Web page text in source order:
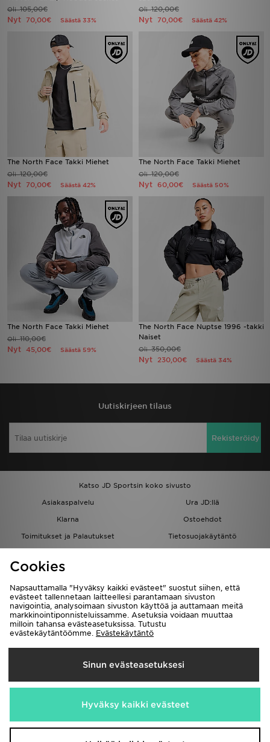
Oli105,00€
Nyt 70,00€ Säästä 33%
Oli120,00€
Nyt 70,00€ Säästä 42%
The North Face Takki Miehet
Oli120,00€
Nyt 70,00€ Säästä 42%
The North Face Takki Miehet
Oli120,00€
Nyt 60,00€ Säästä 50%
The North Face Takki Miehet
Oli110,00€
Nyt 45,00€ Säästä 59%
The North Face Nuptse 1996 -takki
Naiset
Oli350,00€
Nyt 230,00€ Säästä 34%
Uutiskirjeen tilaus
Rekisteröidy
Katso JD Sportsin koko sivusto
Asiakaspalvelu
Ura JD:llä
Klarna
Ostoehdot
Toimitukset ja Palautukset
Tietosuojakäytäntö
Löydä myymälä
Kumppanuusohjelma
JD Blog
Toimitetaan
Suomi
Me hyväksymme seuraavat maksutavat
Cookies
Napsauttamalla "Hyväksy kaikki evästeet" suostut siihen, että
evästeet tallennetaan laitteellesi parantamaan sivuston
navigointia, analysoimaan sivuston käyttöä ja auttamaan meitä
markkinointiponnisteluissamme. Asetuksia voidaan muuttaa
milloin tahansa evästeasetuksissa. Tutustu
evästekäytäntöömme. Evästekäytäntö
Sinun evästeasetuksesi
Hyväksy kaikki evästeet